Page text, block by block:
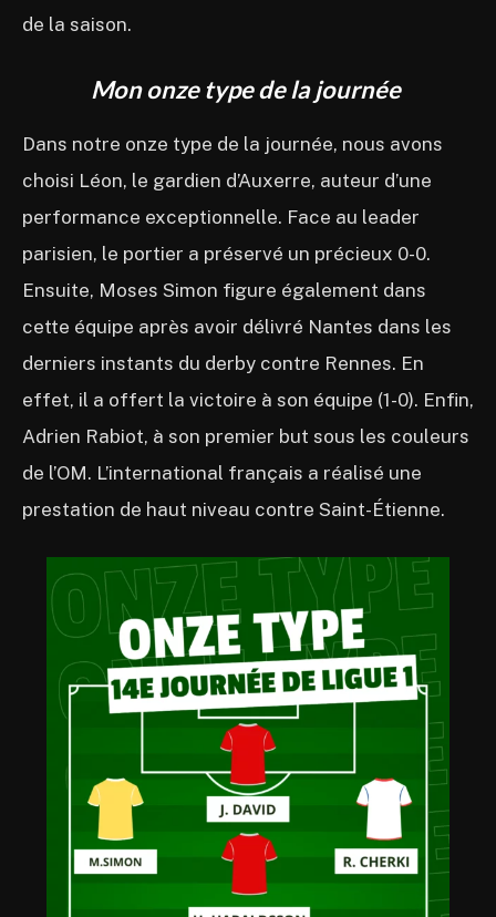
de la saison.
Mon onze type de la journée
Dans notre onze type de la journée, nous avons
choisi Léon, le gardien d’Auxerre, auteur d’une
performance exceptionnelle. Face au leader
parisien, le portier a préservé un précieux 0-0.
Ensuite, Moses Simon figure également dans
cette équipe après avoir délivré Nantes dans les
derniers instants du derby contre Rennes. En
effet, il a offert la victoire à son équipe (1-0). Enfin,
Adrien Rabiot, à son premier but sous les couleurs
de l’OM. L’international français a réalisé une
prestation de haut niveau contre Saint-Étienne.